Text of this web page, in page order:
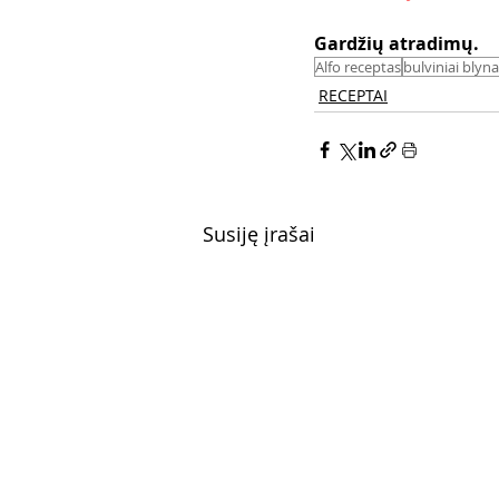
Gardžių atradimų.
Alfo receptasbulviniai
RECEPTAI
Susiję įrašai